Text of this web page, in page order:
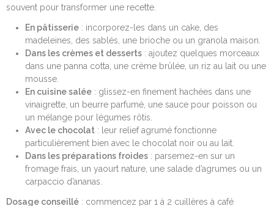
souvent pour transformer une recette.
En pâtisserie: incorporez-les dans un cake, des
madeleines, des sablés, une brioche ou un granola maison.
Dans les crèmes et desserts: ajoutez quelques morceaux
dans une panna cotta, une crème brûlée, un riz au lait ou une
mousse.
En cuisine salée: glissez-en finement hachées dans une
vinaigrette, un beurre parfumé, une sauce pour poisson ou
un mélange pour légumes rôtis.
Avec le chocolat: leur relief agrumé fonctionne
particulièrement bien avec le chocolat noir ou au lait.
Dans les préparations froides: parsemez-en sur un
fromage frais, un yaourt nature, une salade d’agrumes ou un
carpaccio d’ananas.
Dosage conseillé : commencez par 1 à 2 cuillères à café